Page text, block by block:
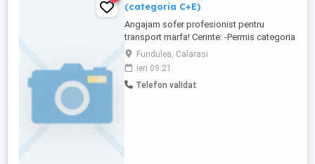
(categoria C+E)
Angajam sofer profesionist pentru
transport marfa! Cerinte: -Permis categoria
C+E -Atestat profesional valabil -Card
tahograf -Experienta minim 5 ani -
Seriozitate si responsabilitate Oferim: -
Salariu 9000 lei -Contract de munca pe
Fundulea, Calarasi
ieri 09:21
Telefon validat